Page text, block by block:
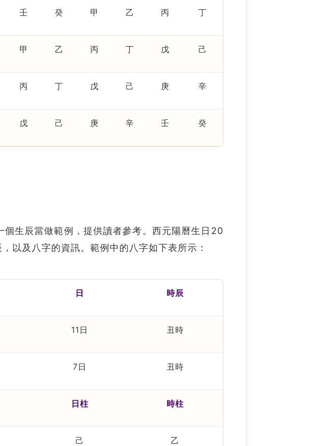
壬 癸 甲 乙 丙 丁
甲 乙 丙 丁 戊 己
丙 丁 戊 己 庚 辛
戊 己 庚 辛 壬 癸
生辰當做範例，提供讀者參考。西元陽曆生日20
以及八字的資訊。範例中的八字如下表所示：
日 時辰
11 日 丑時
7日 丑時
日柱 時柱
己 乙